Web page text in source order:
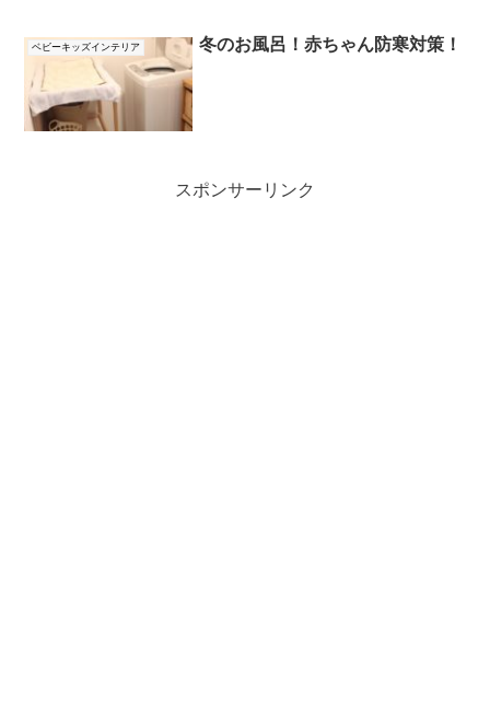
ベビーキッズインテリア 冬のお風呂！赤ちゃん防寒対策！
スポンサーリンク